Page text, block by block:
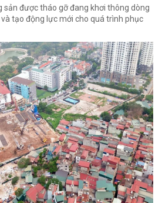
sản được tháo gỡ đang khơi thông dòng
tạo động lực mới cho quá trình phục